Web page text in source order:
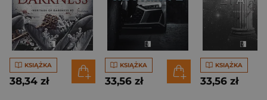
KSIĄŻKA
38,34 zł
KSIĄŻKA
33,56 zł
KSIĄŻKA
33,56 zł